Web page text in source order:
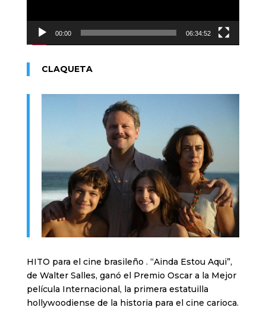
00:00 06:34:52
CLAQUETA
HITO para el cine brasileño . “Ainda Estou Aqui”,
de Walter Salles, ganó el Premio Oscar a la Mejor
película Internacional, la primera estatuilla
hollywoodiense de la historia para el cine carioca.